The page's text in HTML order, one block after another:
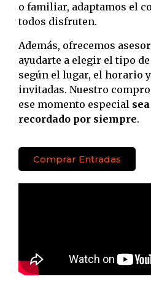
o familiar, adaptamos el
todos disfruten.
Además, ofrecemos
ayudarte a elegir el tipo
según el lugar, el horario
invitadas. Nuestro
ese momento especial
recordado por siempre.
Comprar Entradas